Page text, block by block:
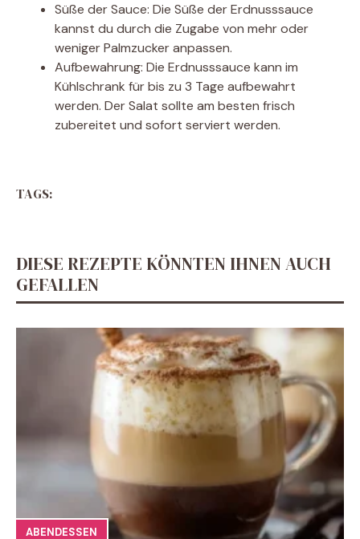
Süße der Sauce: Die Süße der Erdnusssauce
kannst du durch die Zugabe von mehr oder
weniger Palmzucker anpassen.
Aufbewahrung: Die Erdnusssauce kann im
Kühlschrank für bis zu 3 Tage aufbewahrt
werden. Der Salat sollte am besten frisch
zubereitet und sofort serviert werden.
TAGS:
DIESE REZEPTE KÖNNTEN IHNEN AUCH
GEFALLEN
ABENDESSEN